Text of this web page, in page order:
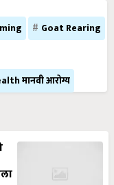
Goat Rearing
मानवी आरोग्य